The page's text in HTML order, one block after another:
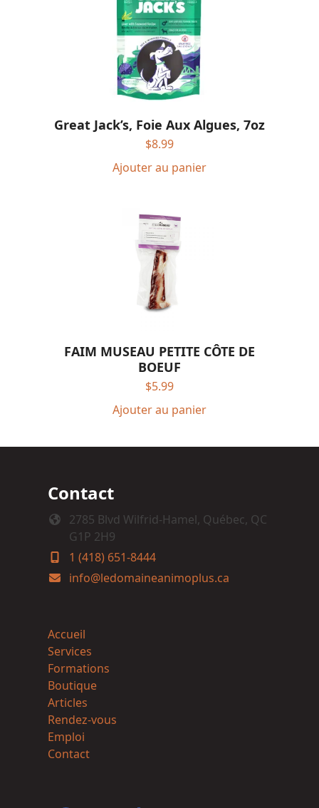
Great Jack’s, Foie Aux Algues, 7oz
$8.99
Ajouter au panier
FAIM MUSEAU PETITE CÔTE DE
BOEUF
$5.99
Ajouter au panier
Contact
2785 Blvd Wilfrid-Hamel, Québec, QC
G1P 2H9
1 (418) 651-8444
info@ledomaineanimoplus.ca
Accueil
Services
Formations
Boutique
Articles
Rendez-vous
Emploi
Contact